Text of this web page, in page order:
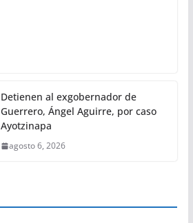
Detienen al exgobernador de
Guerrero, Ángel Aguirre, por caso
Ayotzinapa
agosto 6, 2026